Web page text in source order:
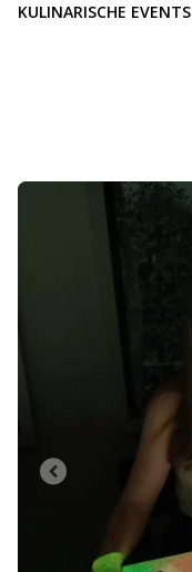
KULINARISCHE EVENTS
Dia 1 von 9